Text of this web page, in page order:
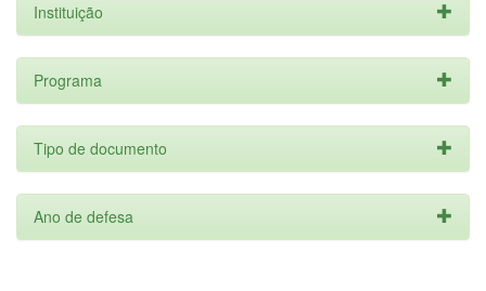
Instituição
Programa
Tipo de documento
Ano de defesa